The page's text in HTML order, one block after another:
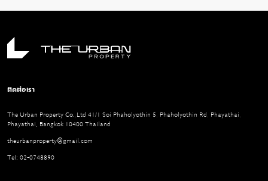
ติดต่อเรา
The Urban Property Co.,Ltd 41/1 Soi Phaholyothin 5, Phaholyothin Rd, Phayathai,
Phayathai, Bangkok 10400 Thailand
theurbanproperty@gmail.com
Tel: 02-0748890